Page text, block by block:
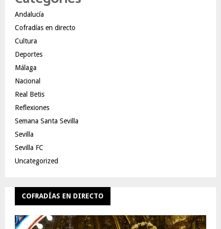
Andalucía
Cofradías en directo
Cultura
Deportes
Málaga
Nacional
Real Betis
Reflexiones
Semana Santa Sevilla
Sevilla
Sevilla FC
Uncategorized
COFRADÍAS EN DIRECTO